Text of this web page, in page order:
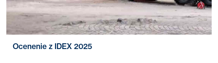
Ocenenie z IDEX 2025